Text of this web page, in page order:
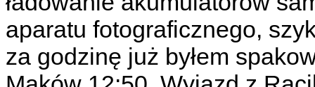
aparatu fotograficznego,
za godzinę już byłem